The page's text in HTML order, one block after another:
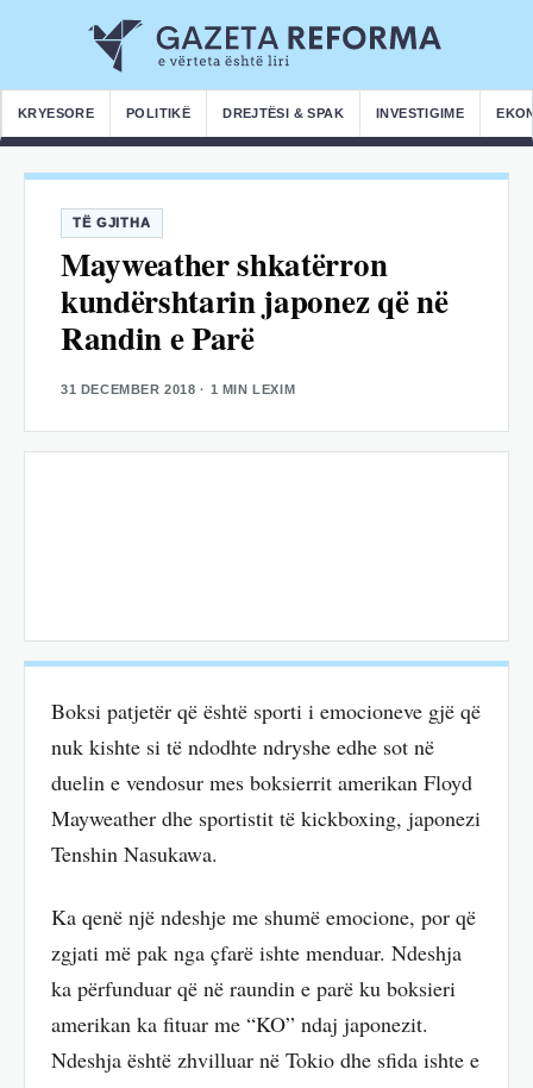
KRYESORE POLITIKË DREJTËSI & SPAK INVESTIGIME
TË GJITHA
Mayweather shkatërron
kundërshtarin japonez që në
Randin e Parë
31 DECEMBER 2018 · 1 MIN LEXIM
Boksi patjetër që është sporti i emocioneve gjë që
nuk kishte si të ndodhte ndryshe edhe sot në
duelin e vendosur mes boksierrit amerikan Floyd
Mayweather dhe sportistit të kickboxing, japonezi
Tenshin Nasukawa.
Ka qenë një ndeshje me shumë emocione, por që
zgjati më pak nga çfarë ishte menduar. Ndeshja
ka përfunduar që në raundin e parë ku boksieri
amerikan ka fituar me “KO” ndaj japonezit.
Ndeshja është zhvilluar në Tokio dhe sfida ishte e